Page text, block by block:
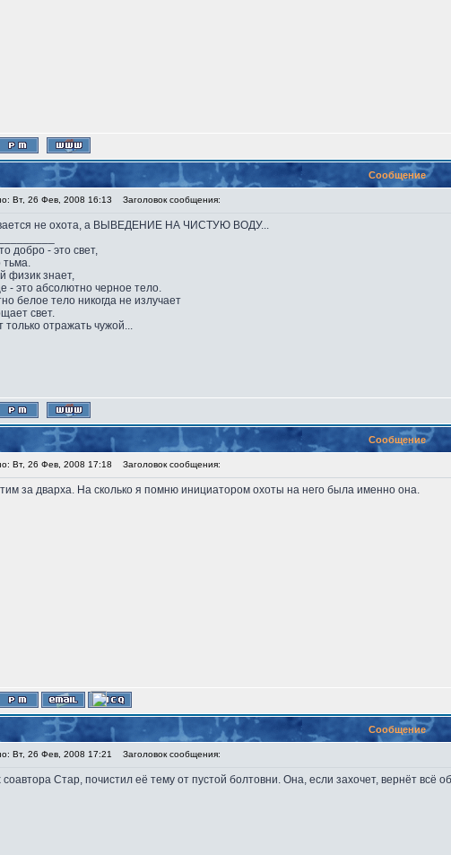
Сообщение
Вт, 26 Фев, 2008 16:13 Заголовок сообщения:
не охота, а ВЫВЕДЕНИЕ НА ЧИСТУЮ ВОДУ...
добро - это свет,
тьма.
физик знает,
- это абсолютно черное тело.
белое тело никогда не излучает
свет.
отражать чужой...
Сообщение
Вт, 26 Фев, 2008 17:18 Заголовок сообщения:
за дварха. На сколько я помню инициатором охоты на него была именно она.
Сообщение
Вт, 26 Фев, 2008 17:21 Заголовок сообщения:
соавтора Стар, почистил её тему от пустой болтовни. Она, если захочет, вернёт всё